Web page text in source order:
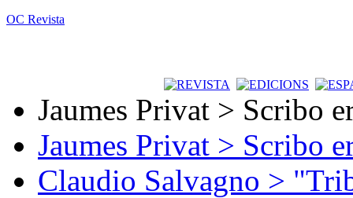
OC Revista
Jaumes Privat > Scribo
Jaumes Privat > Scribo
Claudio Salvagno >